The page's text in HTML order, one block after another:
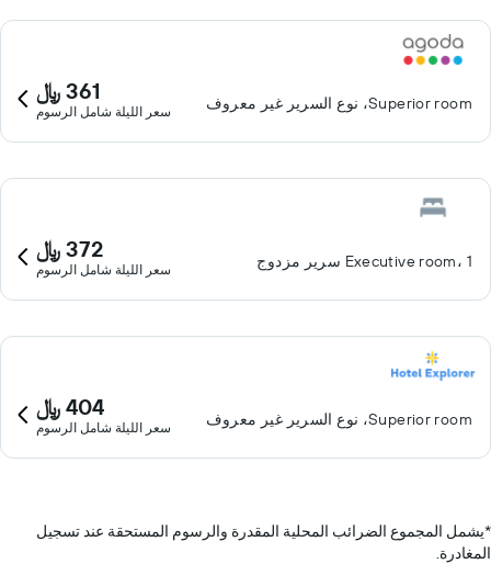
Superior room، نوع السرير غير معروف 361 ﷼
سعر الليلة شامل الرسوم
Executive room، 1 سرير مزدوج 372 ﷼
سعر الليلة شامل الرسوم
Superior room، نوع السرير غير معروف 404 ﷼
سعر الليلة شامل الرسوم
*يشمل المجموع الضرائب المحلية المقدرة والرسوم المستحقة عند تسجيل
المغادرة.